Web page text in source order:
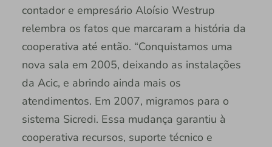
contador e empresário Aloísio Westrup
relembra os fatos que marcaram a história da
cooperativa até então. “Conquistamos uma
nova sala em 2005, deixando as instalações
da Acic, e abrindo ainda mais os
atendimentos. Em 2007, migramos para o
sistema Sicredi. Essa mudança garantiu à
cooperativa recursos, suporte técnico e